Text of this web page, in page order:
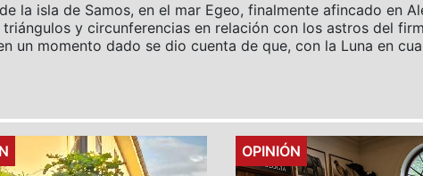
la isla de Samos, en el mar Egeo, finalmente afincado en
y circunferencias en relación con los astros del
un momento dado se dio cuenta de que, con la Luna en
Details
OPINIÓN